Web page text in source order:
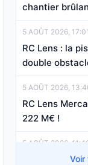
chantier
5 AOÛT 2026, 17:01
RC Lens : la
double
5 AOÛT 2026,
RC Lens
222 M€ !
5 AOÛT 2026,
RC Lens
Voir